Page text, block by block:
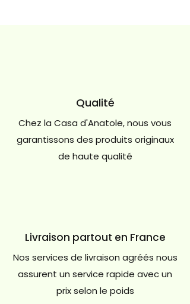
Qualité
Chez la Casa d'Anatole, nous vous
garantissons des produits originaux
de haute qualité
Livraison partout en France
Nos services de livraison agréés nous
assurent un service rapide avec un
prix selon le poids